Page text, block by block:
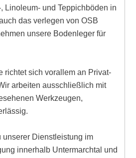
Linoleum- und Teppichböden in
das verlegen von OSB
unsere Bodenleger für
richtet sich vorallem an Privat-
arbeiten ausschließlich mit
Werkzeugen,
unserer Dienstleistung im
innerhalb Untermarchtal und